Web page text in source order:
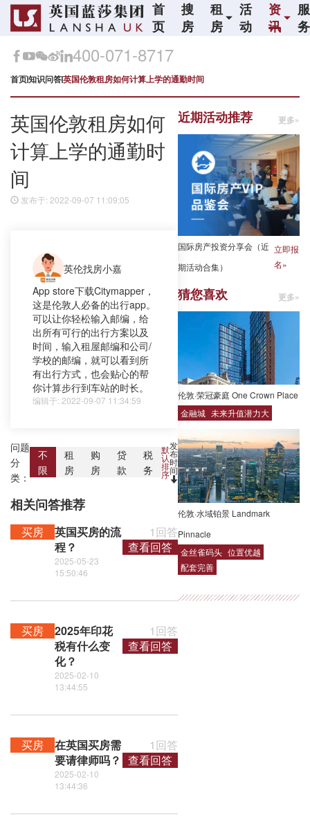
首
页
搜
房
租
房
活
动
资
讯
服
务
400-071-8717
首页知识问答英国伦敦租房如何计算上学的通勤时间
英国伦敦租房如何
计算上学的通勤时
间
发布于: 2022-09-07 11:09:05
英伦找房小嘉
App store下载Citymapper，
这是伦敦人必备的出行app。
可以让你轻松输入邮编，给
出所有可行的出行方案以及
时间，输入租屋邮编和公司/
学校的邮编，就可以看到所
有出行方式，也会贴心的帮
你计算步行到车站的时长。
编辑于: 2022-09-07 11:34:59
问题
分
类：
不
限
租
房
购
房
贷
款
税
务
默
认
排
序
发
布
时
间
相关问答推荐
买房
英国买房的流
程？
2025-05-23
15:50:46
1回答
查看回答
买房
2025年印花
税有什么变
化？
2025-02-10
13:44:55
1回答
查看回答
买房
在英国买房需
要请律师吗？
2025-02-10
13:44:36
1回答
查看回答
近期活动推荐 更多»
国际房产投资分享会（近
期活动合集）
立即报
名»
猜您喜欢 更多»
伦敦·荣冠豪庭 One Crown Place
金融城 未来升值潜力大
伦敦·水域铂景 Landmark
Pinnacle
金丝雀码头 位置优越
配套完善